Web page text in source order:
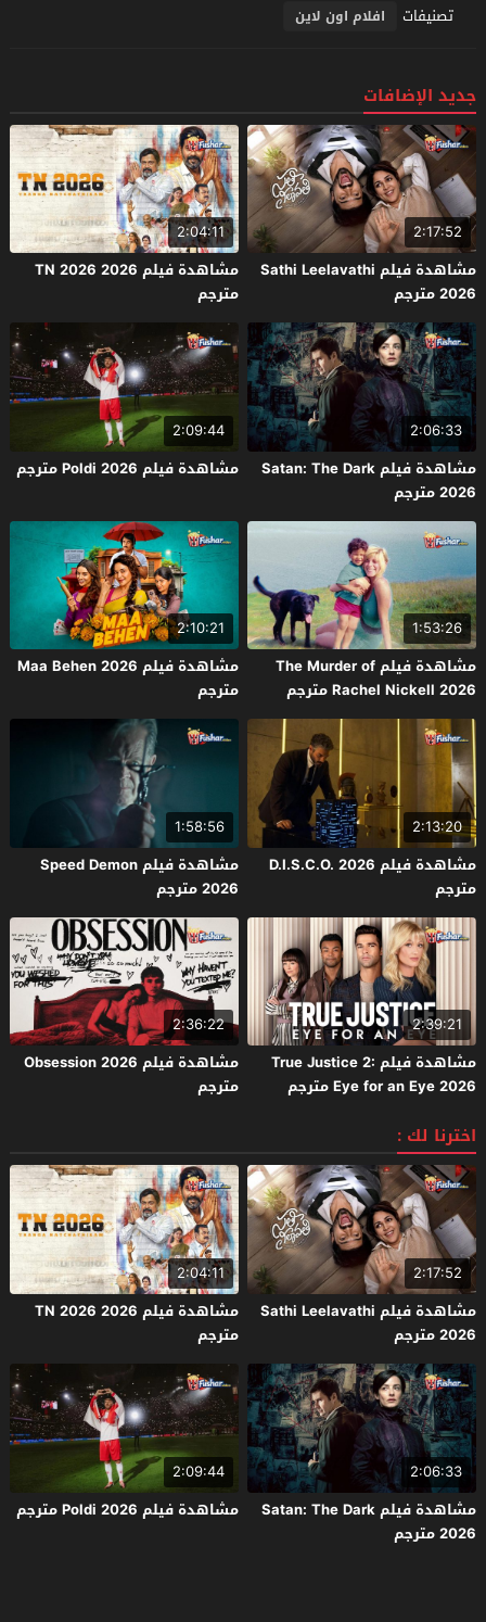
تصنيفات افلام اون لاين
جديد الإضافات
2:17:52
مشاهدة فيلم Sathi Leelavathi
2026 مترجم
2:04:11
مشاهدة فيلم TN 2026 2026
مترجم
2:06:33
مشاهدة فيلم Satan: The Dark
2026 مترجم
2:09:44
مشاهدة فيلم Poldi 2026 مترجم
1:53:26
مشاهدة فيلم The Murder of
Rachel Nickell 2026 مترجم
2:10:21
مشاهدة فيلم Maa Behen 2026
مترجم
2:13:20
مشاهدة فيلم D.I.S.C.O. 2026
مترجم
1:58:56
مشاهدة فيلم Speed Demon
2026 مترجم
2:39:21
مشاهدة فيلم True Justice 2:
Eye for an Eye 2026 مترجم
2:36:22
مشاهدة فيلم Obsession 2026
مترجم
اخترنا لك :
2:17:52
مشاهدة فيلم Sathi Leelavathi
2026 مترجم
2:04:11
مشاهدة فيلم TN 2026 2026
مترجم
2:06:33
مشاهدة فيلم Satan: The Dark
2026 مترجم
2:09:44
مشاهدة فيلم Poldi 2026 مترجم